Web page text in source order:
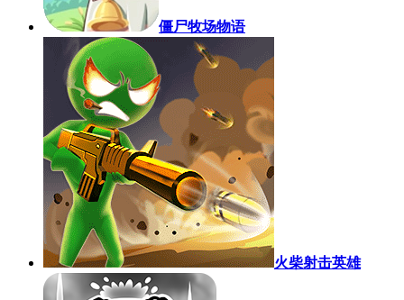
僵尸牧场物语
火柴射击英雄